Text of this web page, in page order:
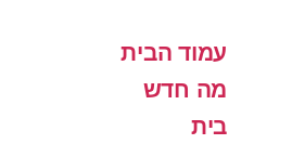
עמוד הבית
מה חדש
בית